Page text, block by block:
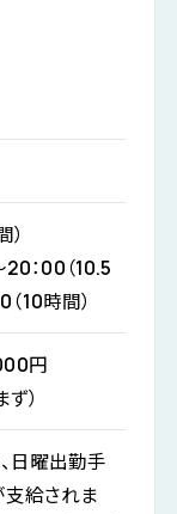
：00（10.5
（10時間）
円
）
日曜出勤手
支給されま